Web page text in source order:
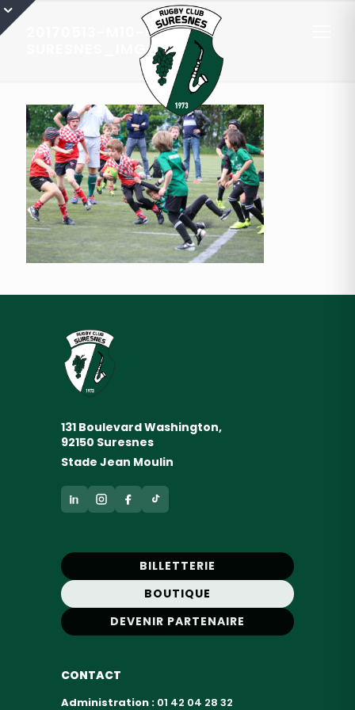
20170513-M10-EQ2-
SURESNES_IMG_3424
131 Boulevard Washington,
92150 Suresnes
Stade Jean Moulin
BILLETTERIE
BOUTIQUE
DEVENIR PARTENAIRE
CONTACT
Administration : 01 42 04 28 32